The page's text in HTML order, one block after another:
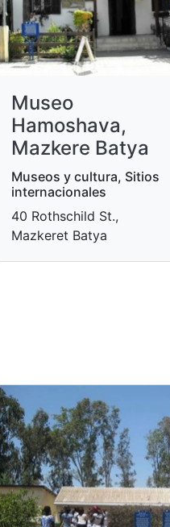
Museo
Hamoshava,
Mazkere Batya
Museos y cultura, Sitios
internacionales
40 Rothschild St.,
Mazkeret Batya